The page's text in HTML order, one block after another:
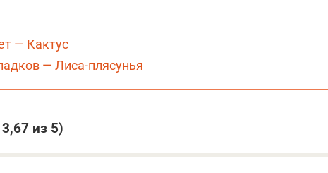
— Кактус
— Лиса-плясунья
3,67 из 5)